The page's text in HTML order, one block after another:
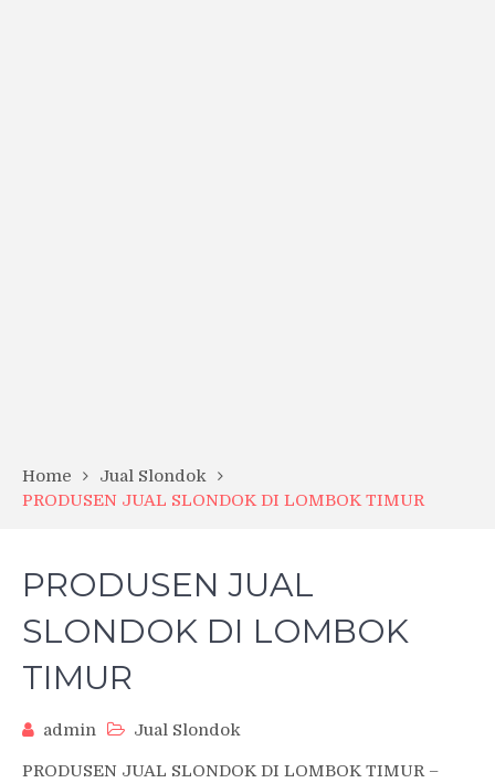
Home
Jual Slondok
PRODUSEN JUAL SLONDOK DI LOMBOK TIMUR
PRODUSEN JUAL
SLONDOK DI LOMBOK
TIMUR
admin Jual Slondok
PRODUSEN JUAL SLONDOK DI LOMBOK TIMUR –